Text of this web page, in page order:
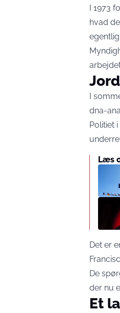
I 1973
hvad
I
dna-
Politiet
Læs
Det er
De
der nu
Et